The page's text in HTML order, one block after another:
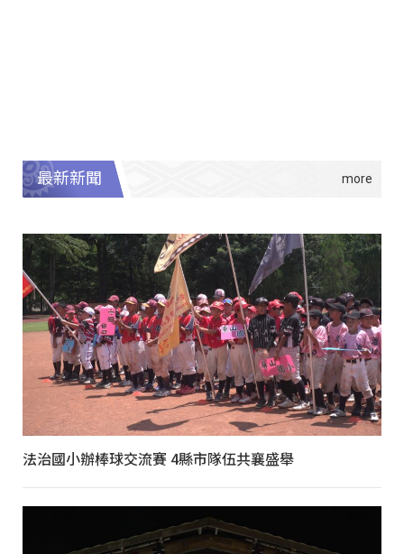
最新新聞
法治國小辦棒球交流賽 4縣市隊伍共襄盛舉